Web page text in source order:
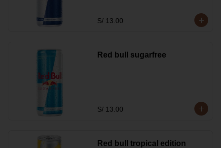
S/ 13.00
Red bull sugarfree
S/ 13.00
Red bull tropical edition